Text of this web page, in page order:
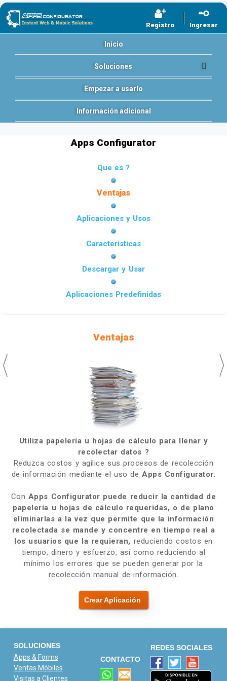
Registro Ingresar
Inicio
Soluciones
Empezar a usarlo
Información adicional
Apps Configurator
Que es ?
Ventajas
Aplicaciones y Usos
Características
Descargar y Usar
Aplicaciones Predefinidas
Ventajas
Utiliza papelería u hojas de cálculo para llenar y
recolectar datos ?
Reduzca costos y agilice sus procesos de recolección
de información mediante el uso de Apps Configurator.
Con Apps Configurator puede reducir la cantidad de
papelería u hojas de cálculo requeridas, o de plano
eliminarlas a la vez que permite que la información
recolectada se mande y concentre en tiempo real a
los usuarios que la requieran, reduciendo costos en
tiempo, dinero y esfuerzo, así como reduciendo al
mínimo los errores que se pueden generar por la
recolección manual de información.
Crear Aplicación
SOLUCIONES
Apps & Forms
Ventas Móbiles
Visitas a Clientes
CONTACTO
REDES SOCIALES